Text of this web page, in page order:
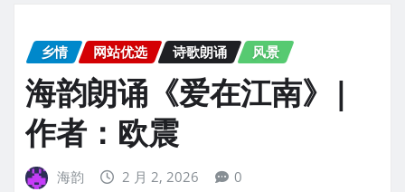
乡情 网站优选 诗歌朗诵 风景
海韵朗诵《爱在江南》|
作者：欧震
海韵 2 月 2, 2026 0